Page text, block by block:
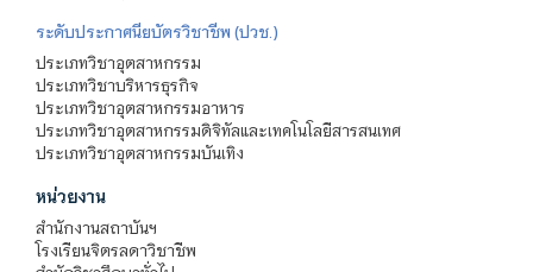
ระดับประกาศนียบัตรวิชาชีพ (ปวช.)
ประเภทวิชาอุตสาหกรรม
ประเภทวิชาบริหารธุรกิจ
ประเภทวิชาอุตสาหกรรมอาหาร
ประเภทวิชาอุตสาหกรรมดิจิทัลและเทคโนโลยีสารสนเทศ
ประเภทวิชาอุตสาหกรรมบันเทิง
หน่วยงาน
สำนักงานสถาบันฯ
โรงเรียนจิตรลดาวิชาชีพ